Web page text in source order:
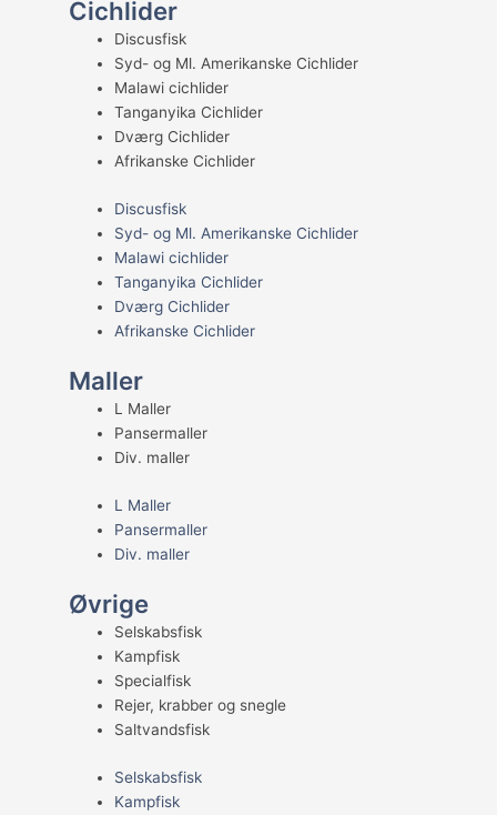
Cichlider
Discusfisk
Syd- og Ml. Amerikanske Cichlider
Malawi cichlider
Tanganyika Cichlider
Dværg Cichlider
Afrikanske Cichlider
Discusfisk
Syd- og Ml. Amerikanske Cichlider
Malawi cichlider
Tanganyika Cichlider
Dværg Cichlider
Afrikanske Cichlider
Maller
L Maller
Pansermaller
Div. maller
L Maller
Pansermaller
Div. maller
Øvrige
Selskabsfisk
Kampfisk
Specialfisk
Rejer, krabber og snegle
Saltvandsfisk
Selskabsfisk
Kampfisk